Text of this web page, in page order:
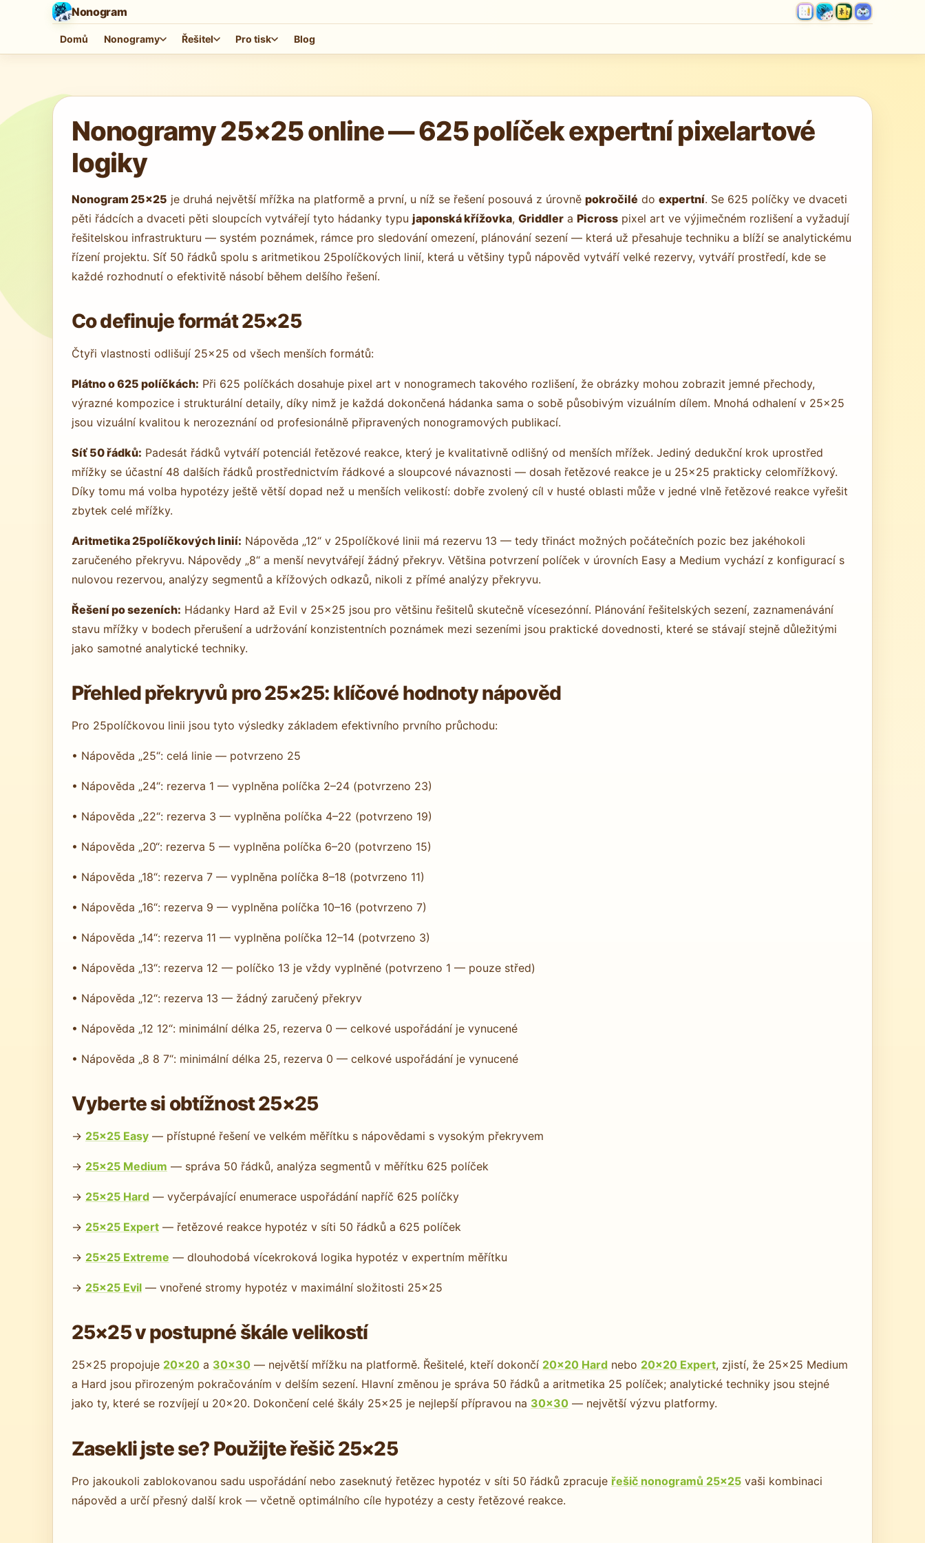
Nonogram
Domů Nonogramy Řešitel Pro tisk Blog
Načítá se hra…
Nonogramy 25×25 online — 625 políček expertní pixelartové
logiky
Nonogram 25×25 je druhá největší mřížka na platformě a první, u níž se řešení posouvá z úrovně pokročilé do expertní. Se 625 políčky ve dvaceti
pěti řádcích a dvaceti pěti sloupcích vytvářejí tyto hádanky typu japonská křížovka, Griddlera Picrosspixel art ve výjimečném rozlišení a vyžadují
řešitelskou infrastrukturu — systém poznámek, rámce pro sledování omezení, plánování sezení — která už přesahuje techniku a blíží se analytickému
řízení projektu. Síť 50 řádků spolu s aritmetikou 25políčkových linií, která u většiny typů nápověd vytváří velké rezervy, vytváří prostředí, kde se
každé rozhodnutí o efektivitě násobí během delšího řešení.
Co definuje formát 25×25
Čtyři vlastnosti odlišují 25×25 od všech menších formátů:
Plátno o 625 políčkách: Při 625 políčkách dosahuje pixel art v nonogramech takového rozlišení, že obrázky mohou zobrazit jemné přechody,
výrazné kompozice i strukturální detaily, díky nimž je každá dokončená hádanka sama o sobě působivým vizuálním dílem. Mnohá odhalení v 25×25
jsou vizuální kvalitou k nerozeznání od profesionálně připravených nonogramových publikací.
Síť 50 řádků: Padesát řádků vytváří potenciál řetězové reakce, který je kvalitativně odlišný od menších mřížek. Jediný dedukční krok uprostřed
mřížky se účastní 48 dalších řádků prostřednictvím řádkové a sloupcové návaznosti — dosah řetězové reakce je u 25×25 prakticky celomřížkový.
Díky tomu má volba hypotézy ještě větší dopad než u menších velikostí: dobře zvolený cíl v husté oblasti může v jedné vlně řetězové reakce vyřešit
zbytek celé mřížky.
Aritmetika 25políčkových linií: Nápověda „12“ v 25políčkové linii má rezervu 13 — tedy třináct možných počátečních pozic bez jakéhokoli
zaručeného překryvu. Nápovědy „8“ a menší nevytvářejí žádný překryv. Většina potvrzení políček v úrovních Easy a Medium vychází z konfigurací s
nulovou rezervou, analýzy segmentů a křížových odkazů, nikoli z přímé analýzy překryvu.
Řešení po sezeních: Hádanky Hard až Evil v 25×25 jsou pro většinu řešitelů skutečně vícesezónní. Plánování řešitelských sezení, zaznamenávání
stavu mřížky v bodech přerušení a udržování konzistentních poznámek mezi sezeními jsou praktické dovednosti, které se stávají stejně důležitými
jako samotné analytické techniky.
Přehled překryvů pro 25×25: klíčové hodnoty nápověd
Pro 25políčkovou linii jsou tyto výsledky základem efektivního prvního průchodu:
• Nápověda „25“: celá linie — potvrzeno 25
• Nápověda „24“: rezerva 1 — vyplněna políčka 2–24 (potvrzeno 23)
• Nápověda „22“: rezerva 3 — vyplněna políčka 4–22 (potvrzeno 19)
• Nápověda „20“: rezerva 5 — vyplněna políčka 6–20 (potvrzeno 15)
• Nápověda „18“: rezerva 7 — vyplněna políčka 8–18 (potvrzeno 11)
• Nápověda „16“: rezerva 9 — vyplněna políčka 10–16 (potvrzeno 7)
• Nápověda „14“: rezerva 11 — vyplněna políčka 12–14 (potvrzeno 3)
• Nápověda „13“: rezerva 12 — políčko 13 je vždy vyplněné (potvrzeno 1 — pouze střed)
• Nápověda „12“: rezerva 13 — žádný zaručený překryv
• Nápověda „12 12“: minimální délka 25, rezerva 0 — celkové uspořádání je vynucené
• Nápověda „8 8 7“: minimální délka 25, rezerva 0 — celkové uspořádání je vynucené
Vyberte si obtížnost 25×25
→ 25×25 Easy— přístupné řešení ve velkém měřítku s nápovědami s vysokým překryvem
→ 25×25 Medium — správa 50 řádků, analýza segmentů v měřítku 625 políček
→ 25×25 Hard— vyčerpávající enumerace uspořádání napříč 625 políčky
→ 25×25 Expert— řetězové reakce hypotéz v síti 50 řádků a 625 políček
→ 25×25 Extreme — dlouhodobá vícekroková logika hypotéz v expertním měřítku
→ 25×25 Evil— vnořené stromy hypotéz v maximální složitosti 25×25
25×25 v postupné škále velikostí
25×25 propojuje 20×20a 30×30— největší mřížku na platformě. Řešitelé, kteří dokončí 20×20 Hardnebo 20×20 Expert, zjistí, že 25×25 Medium
a Hard jsou přirozeným pokračováním v delším sezení. Hlavní změnou je správa 50 řádků a aritmetika 25 políček; analytické techniky jsou stejné
jako ty, které se rozvíjejí u 20×20. Dokončení celé škály 25×25 je nejlepší přípravou na 30×30— největší výzvu platformy.
Zasekli jste se? Použijte řešič 25×25
Pro jakoukoli zablokovanou sadu uspořádání nebo zaseknutý řetězec hypotéz v síti 50 řádků zpracuje řešič nonogramů 25×25vaši kombinaci
nápověd a určí přesný další krok — včetně optimálního cíle hypotézy a cesty řetězové reakce.